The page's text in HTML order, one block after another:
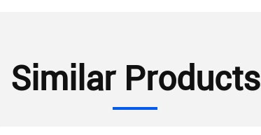
Similar Products